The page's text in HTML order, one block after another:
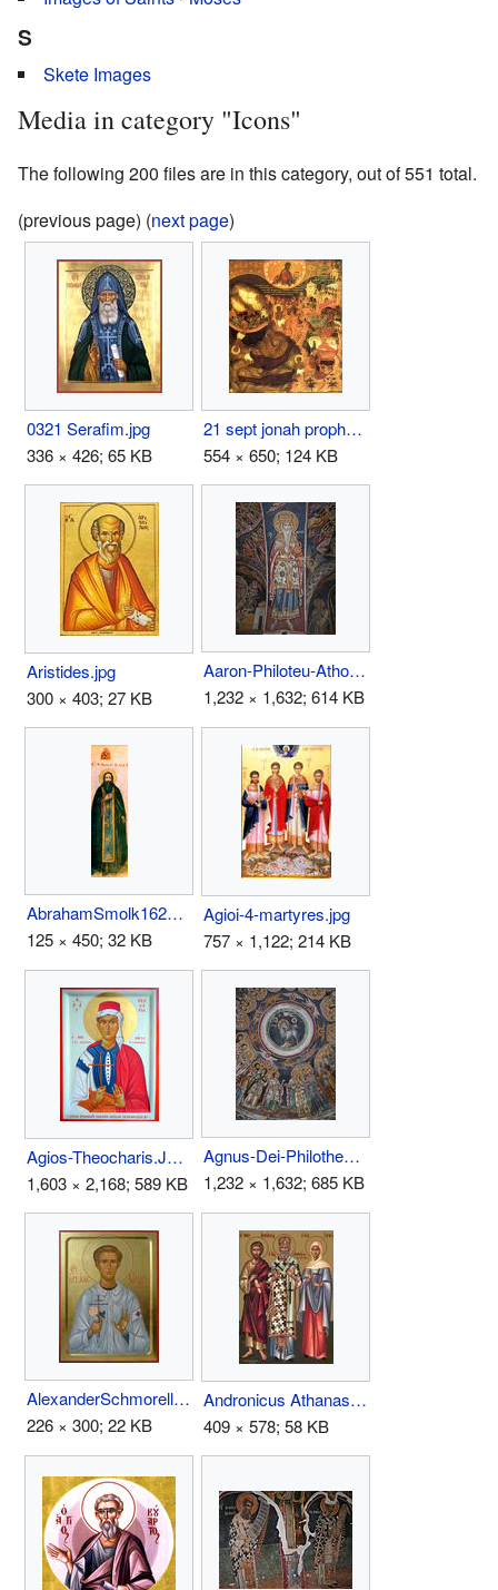
S
Skete Images
Media in category "Icons"
The following 200 files are in this category, out of 551 total.
(previous page) (next page)
0321 Serafim.jpg
336 × 426; 65 KB
21 sept jonah prophet.jpg
554 × 650; 124 KB
Aristides.jpg
300 × 403; 27 KB
Aaron-Philoteu-Athos.jpg
1,232 × 1,632; 614 KB
AbrahamSmolk1623.jpg
125 × 450; 32 KB
Agioi-4-martyres.jpg
757 × 1,122; 214 KB
Agios-Theocharis.JPG
1,603 × 2,168; 589 KB
Agnus-Dei-Philotheu-Athos.jpg
1,232 × 1,632; 685 KB
AlexanderSchmorell.jpeg
226 × 300; 22 KB
Andronicus Athanasius and Junias.jpg
409 × 578; 58 KB